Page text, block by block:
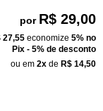
por R$ 29,00
27,55 economize 5% no
Pix - 5% de desconto
ou em 2x de R$ 14,50